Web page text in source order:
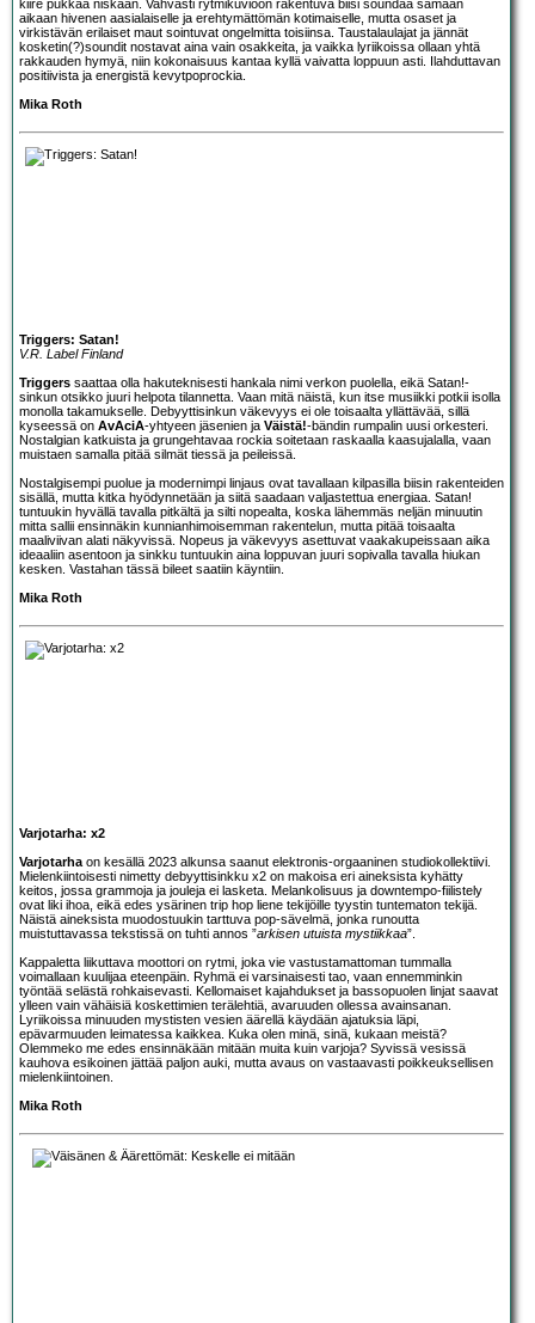
kiire pukkaa niskaan. Vahvasti rytmikuvioon rakentuva biisi soundaa samaan
aikaan hivenen aasialaiselle ja erehtymättömän kotimaiselle, mutta osaset ja
virkistävän erilaiset maut sointuvat ongelmitta toisiinsa. Taustalaulajat ja jännät
kosketin(?)soundit nostavat aina vain osakkeita, ja vaikka lyriikoissa ollaan yhtä
rakkauden hymyä, niin kokonaisuus kantaa kyllä vaivatta loppuun asti. Ilahduttavan
positiivista ja energistä kevytpoprockia.
Mika Roth
Triggers: Satan!
V.R. Label Finland
Triggers saattaa olla hakuteknisesti hankala nimi verkon puolella, eikä Satan!-
sinkun otsikko juuri helpota tilannetta. Vaan mitä näistä, kun itse musiikki potkii isolla
monolla takamukselle. Debyyttisinkun väkevyys ei ole toisaalta yllättävää, sillä
kyseessä on AvAciA-yhtyeen jäsenien ja Väistä!-bändin rumpalin uusi orkesteri.
Nostalgian katkuista ja grungehtavaa rockia soitetaan raskaalla kaasujalalla, vaan
muistaen samalla pitää silmät tiessä ja peileissä.
Nostalgisempi puolue ja modernimpi linjaus ovat tavallaan kilpasilla biisin rakenteiden
sisällä, mutta kitka hyödynnetään ja siitä saadaan valjastettua energiaa. Satan!
tuntuukin hyvällä tavalla pitkältä ja silti nopealta, koska lähemmäs neljän minuutin
mitta sallii ensinnäkin kunnianhimoisemman rakentelun, mutta pitää toisaalta
maaliviivan alati näkyvissä. Nopeus ja väkevyys asettuvat vaakakupeissaan aika
ideaaliin asentoon ja sinkku tuntuukin aina loppuvan juuri sopivalla tavalla hiukan
kesken. Vastahan tässä bileet saatiin käyntiin.
Mika Roth
Varjotarha: x2
Varjotarha on kesällä 2023 alkunsa saanut elektronis-orgaaninen studiokollektiivi.
Mielenkiintoisesti nimetty debyyttisinkku x2 on makoisa eri aineksista kyhätty
keitos, jossa grammoja ja jouleja ei lasketa. Melankolisuus ja downtempo-fiilistely
ovat liki ihoa, eikä edes ysärinen trip hop liene tekijöille tyystin tuntematon tekijä.
Näistä aineksista muodostuukin tarttuva pop-sävelmä, jonka runoutta
muistuttavassa tekstissä on tuhti annos ”arkisen utuista mystiikkaa”.
Kappaletta liikuttava moottori on rytmi, joka vie vastustamattoman tummalla
voimallaan kuulijaa eteenpäin. Ryhmä ei varsinaisesti tao, vaan ennemminkin
työntää selästä rohkaisevasti. Kellomaiset kajahdukset ja bassopuolen linjat saavat
ylleen vain vähäisiä koskettimien terälehtiä, avaruuden ollessa avainsanan.
Lyriikoissa minuuden mystisten vesien äärellä käydään ajatuksia läpi,
epävarmuuden leimatessa kaikkea. Kuka olen minä, sinä, kukaan meistä?
Olemmeko me edes ensinnäkään mitään muita kuin varjoja? Syvissä vesissä
kauhova esikoinen jättää paljon auki, mutta avaus on vastaavasti poikkeuksellisen
mielenkiintoinen.
Mika Roth